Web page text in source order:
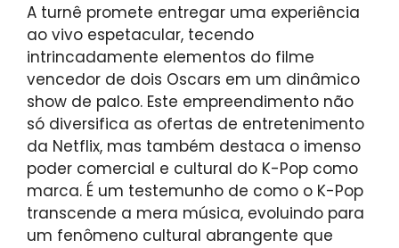
A turnê promete entregar uma experiência
ao vivo espetacular, tecendo
intrincadamente elementos do filme
vencedor de dois Oscars em um dinâmico
show de palco. Este empreendimento não
só diversifica as ofertas de entretenimento
da Netflix, mas também destaca o imenso
poder comercial e cultural do K-Pop como
marca. É um testemunho de como o K-Pop
transcende a mera música, evoluindo para
um fenômeno cultural abrangente que